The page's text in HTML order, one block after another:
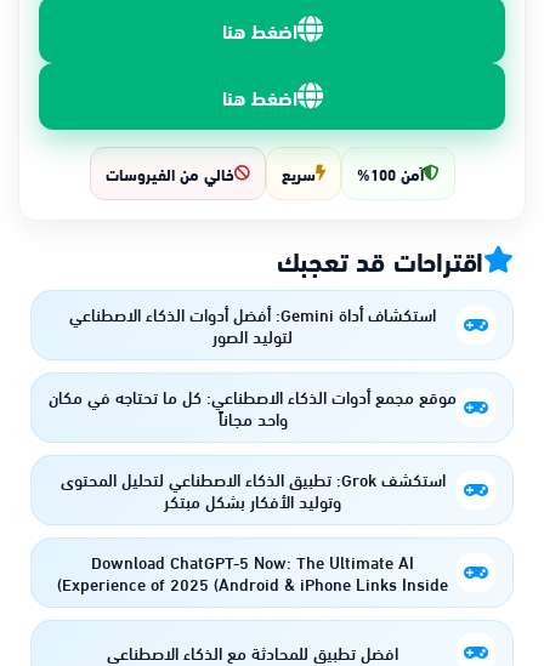
اضغط هنا
اضغط هنا
آمن 100% سريع خالي من الفيروسات
اقتراحات قد تعجبك
استكشاف أداة Gemini: أفضل أدوات الذكاء الاصطناعي
لتوليد الصور
موقع مجمع أدوات الذكاء الاصطناعي: كل ما تحتاجه في مكان
واحد مجاناً
استكشف Grok: تطبيق الذكاء الاصطناعي لتحليل المحتوى
وتوليد الأفكار بشكل مبتكر
Download ChatGPT-5 Now: The Ultimate AI
Experience of 2025 (Android & iPhone Links Inside)
افضل تطبيق للمحادثة مع الذكاء الاصطناعي